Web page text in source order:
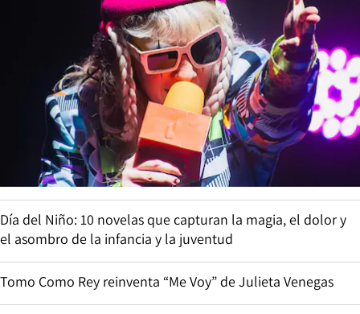
Día del Niño: 10 novelas que capturan la magia, el dolor y
el asombro de la infancia y la juventud
Tomo Como Rey reinventa “Me Voy” de Julieta Venegas